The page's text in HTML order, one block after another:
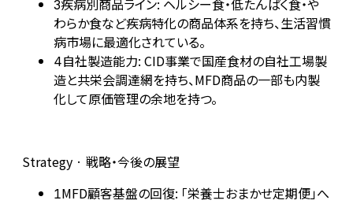
3疾病別商品ライン: ヘルシー食・低たんぱく食・や
わらか食など疾病特化の商品体系を持ち、生活習慣
病市場に最適化されている。
4自社製造能力: CID事業で国産食材の自社工場製
造と共栄会調達網を持ち、MFD商品の一部も内製
化して原価管理の余地を持つ。
Strategy · 戦略・今後の展望
1MFD顧客基盤の回復: 「栄養士おまかせ定期便」へ